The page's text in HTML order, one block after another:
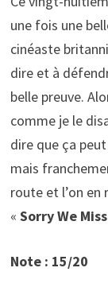
une fois une
cinéaste
dire et à
belle preuve.
comme je le
dire que ça
mais
route et l’on
« Sorry We
Note : 15/20